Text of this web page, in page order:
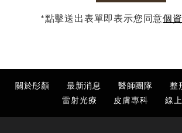
*點擊送出表單即表示您同意個
關於彤顏 最新消息 醫師團隊 整
雷射光療
皮膚專科 線